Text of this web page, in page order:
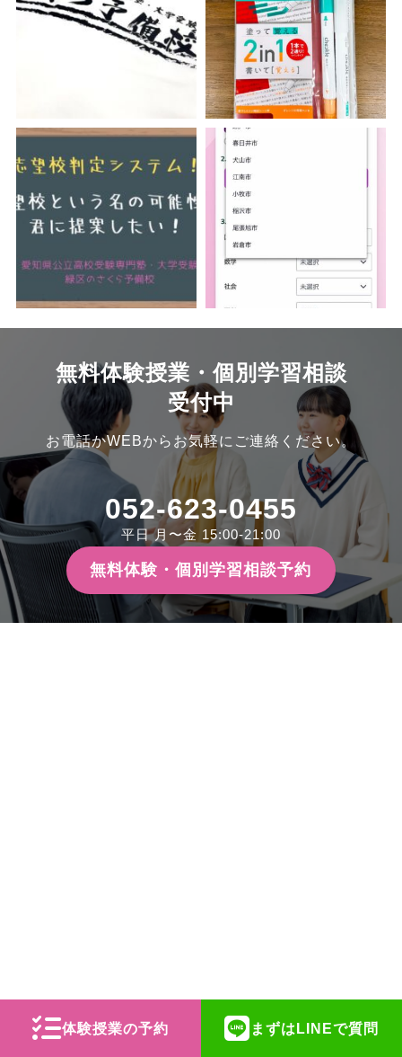
無料体験授業・個別学習相談
受付中
お電話かWEBからお気軽にご連絡ください。
052-623-0455
平日 月〜金 15:00-21:00
無料体験・個別学習相談予約
体験授業の予約 まずはLINEで質問